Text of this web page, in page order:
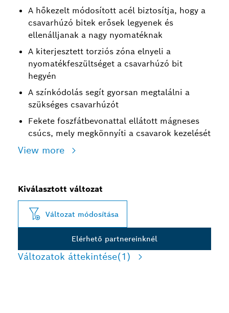
A hőkezelt módosított acél biztosítja, hogy a
csavarhúzó bitek erősek legyenek és
ellenálljanak a nagy nyomatéknak
A kiterjesztett torziós zóna elnyeli a
nyomatékfeszültséget a csavarhúzó bit
hegyén
A színkódolás segít gyorsan megtalálni a
szükséges csavarhúzót
Fekete foszfátbevonattal ellátott mágneses
csúcs, mely megkönnyíti a csavarok kezelését
View more
Kiválasztott változat
Változat módosítása
Elérhető partnereinknél
Változatok áttekintése(1)